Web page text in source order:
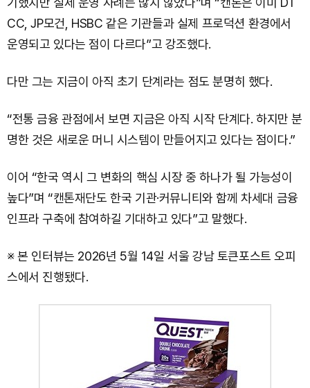
CC, JP모건, HSBC 같은 기관들과 실제 프로덕션 환경에서
운영되고 있다는 점이 다르다”고 강조했다.
다만 그는 지금이 아직 초기 단계라는 점도 분명히 했다.
“전통 금융 관점에서 보면 지금은 아직 시작 단계다. 하지만 분
명한 것은 새로운 머니 시스템이 만들어지고 있다는 점이다.”
이어 “한국 역시 그 변화의 핵심 시장 중 하나가 될 가능성이
높다”며 “캔톤재단도 한국 기관·커뮤니티와 함께 차세대 금융
인프라 구축에 참여하길 기대하고 있다”고 말했다.
※ 본 인터뷰는 2026년 5월 14일 서울 강남 토큰포스트 오피
스에서 진행됐다.